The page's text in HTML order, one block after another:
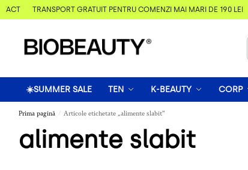
TRANSPORT GRATUIT PENTRU COMENZI MAI MARI DE 190 LEI
☀️SUMMER SALE TEN K-BEAUTY CORP
Prima pagină / Articole etichetate „alimente slabit”
alimente slabit